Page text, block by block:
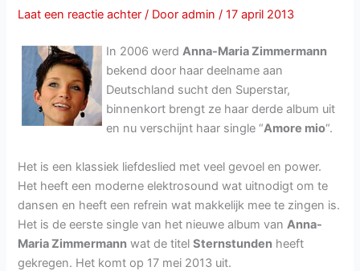
Laat een reactie achter / Dooradmin/17 april 2013
In 2006 werdAnna-Maria Zimmermann
bekend door haar deelname aan
Deutschland sucht den Superstar,
binnenkort brengt ze haar derde album uit
en nu verschijnt haar single “Amore mio“.
Het is een klassiek liefdeslied met veel gevoel en power.
Het heeft een moderne elektrosound wat uitnodigt om te
dansen en heeft een refrein wat makkelijk mee te zingen is.
Het is de eerste single van het nieuwe album vanAnna-
Maria Zimmermann wat de titelSternstunden heeft
gekregen. Het komt op 17 mei 2013 uit.